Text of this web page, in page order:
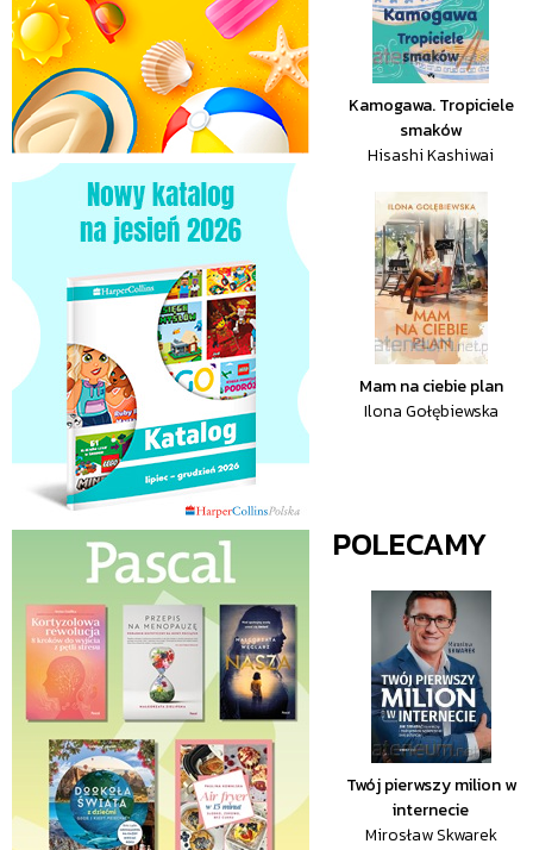
Kamogawa. Tropiciele
smaków
Hisashi Kashiwai
Mam na ciebie plan
Ilona Gołębiewska
POLECAMY
Twój pierwszy milion w
internecie
Mirosław Skwarek